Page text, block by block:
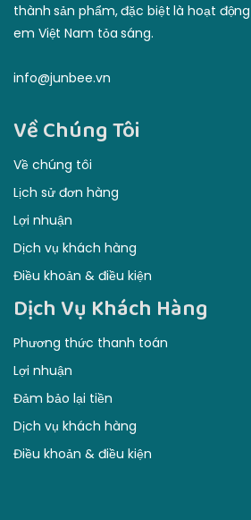
thành sản phẩm, đặc biệt là hoạt
em Việt Nam tỏa sáng.
info@junbee.vn
Về Chúng Tôi
Về chúng tôi
Lịch sử đơn hàng
Lợi nhuận
Dịch vụ khách hàng
Điều khoản & điều kiện
Dịch Vụ Khách Hàng
Phương thức thanh toán
Lợi nhuận
Đảm bảo lại tiền
Dịch vụ khách hàng
Điều khoản & điều kiện